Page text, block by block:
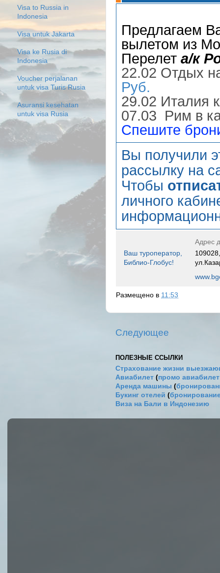
Предлагаем
вылетом из
Перелет а/к
22.02 Отдых
Руб.
29.02 Италия
07.03 Рим в
Спешите
Вы получили
рассылку на
Чтобы
личного
Адрес
Ваш туроператор,
Библио-Глобус!
Размещено в 11:53
Следующее
ПОЛЕЗНЫЕ ССЫЛКИ
Страхование жизни
Авиабилет (промо
Аренда машины (
Букинг отелей (
Виза на Бали в Индонезию
Visa to Russia in
Indonesia
Visa untuk Jakarta
Visa ke Rusia di
Indonesia
Voucher perjalanan
untuk visa Turis Rusia
Asuransi kesehatan
untuk visa Rusia